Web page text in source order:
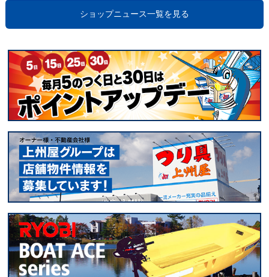
ショップニュース一覧を見る